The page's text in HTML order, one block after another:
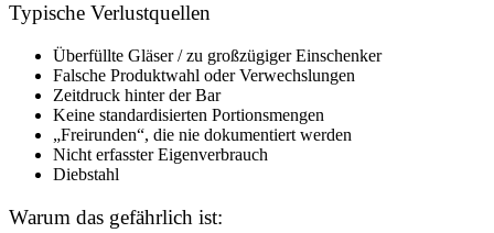
Typische Verlustquellen
Überfüllte Gläser / zu großzügiger Einschenker
Falsche Produktwahl oder Verwechslungen
Zeitdruck hinter der Bar
Keine standardisierten Portionsmengen
„Freirunden“, die nie dokumentiert werden
Nicht erfasster Eigenverbrauch
Diebstahl
Warum das gefährlich ist: